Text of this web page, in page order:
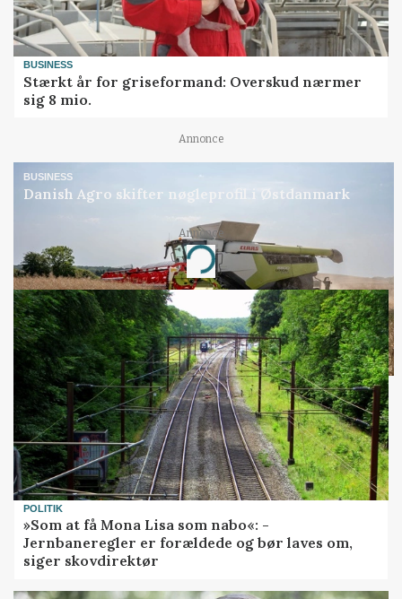
BUSINESS
Stærkt år for griseformand: Overskud nærmer
sig 8 mio.
Annonce
BUSINESS
Danish Agro skifter nøgleprofil i Østdanmark
Annonce
Loading...
POLITIK
»Som at få Mona Lisa som nabo«: -
Jernbaneregler er forældede og bør laves om,
siger skovdirektør